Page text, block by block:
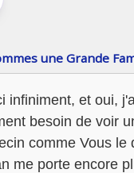
une Grande
infiniment, et oui,
besoin de voir
comme Vous le
me porte encore